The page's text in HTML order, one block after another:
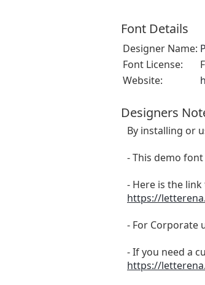
Font Details
Designer Name:
Font License:
Website:
Designers
By installing or
- This demo font
- Here is the
https://
- For Corporate
- If you need a
https://